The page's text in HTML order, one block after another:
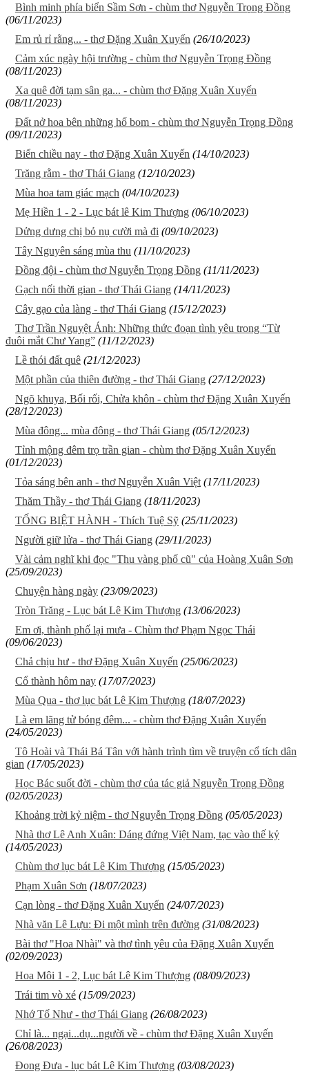
Bình minh phía biển Sầm Sơn - chùm thơ Nguyễn Trọng Đồng
(06/11/2023)
Em rủ rỉ rằng... - thơ Đặng Xuân Xuyến (26/10/2023)
Cảm xúc ngày hội trường - chùm thơ Nguyễn Trọng Đồng
(08/11/2023)
Xa quê đời tạm sân ga... - chùm thơ Đặng Xuân Xuyến
(08/11/2023)
Đất nở hoa bên những hố bom - chùm thơ Nguyễn Trọng Đồng
(09/11/2023)
Biển chiều nay - thơ Đặng Xuân Xuyến (14/10/2023)
Trăng rằm - thơ Thái Giang (12/10/2023)
Mùa hoa tam giác mạch (04/10/2023)
Mẹ Hiền 1 - 2 - Lục bát lê Kim Thượng (06/10/2023)
Dửng dưng chị bỏ nụ cười mà đi (09/10/2023)
Tây Nguyên sáng mùa thu (11/10/2023)
Đồng đội - chùm thơ Nguyễn Trọng Đồng (11/11/2023)
Gạch nối thời gian - thơ Thái Giang (14/11/2023)
Cây gạo của làng - thơ Thái Giang (15/12/2023)
Thơ Trần Nguyệt Ánh: Những thức đoạn tình yêu trong “Từ
đuôi mắt Chư Yang” (11/12/2023)
Lề thói đất quê (21/12/2023)
Một phần của thiên đường - thơ Thái Giang (27/12/2023)
Ngõ khuya, Bối rối, Chửa khôn - chùm thơ Đặng Xuân Xuyến
(28/12/2023)
Mùa đông... mùa đông - thơ Thái Giang (05/12/2023)
Tỉnh mộng đêm trọ trần gian - chùm thơ Đặng Xuân Xuyến
(01/12/2023)
Tỏa sáng bên anh - thơ Nguyễn Xuân Việt (17/11/2023)
Thăm Thầy - thơ Thái Giang (18/11/2023)
TỐNG BIỆT HÀNH - Thích Tuệ Sỹ (25/11/2023)
Người giữ lửa - thơ Thái Giang (29/11/2023)
Vài cảm nghĩ khi đọc "Thu vàng phố cũ" của Hoàng Xuân Sơn
(25/09/2023)
Chuyện hàng ngày (23/09/2023)
Tròn Trăng - Lục bát Lê Kim Thượng (13/06/2023)
Em ơi, thành phố lại mưa - Chùm thơ Phạm Ngọc Thái
(09/06/2023)
Chả chịu hư - thơ Đặng Xuân Xuyến (25/06/2023)
Cổ thành hôm nay (17/07/2023)
Mùa Qua - thơ lục bát Lê Kim Thượng (18/07/2023)
Là em lãng tử bóng đêm... - chùm thơ Đặng Xuân Xuyến
(24/05/2023)
Tô Hoài và Thái Bá Tân với hành trình tìm về truyện cổ tích dân
gian (17/05/2023)
Học Bác suốt đời - chùm thơ của tác giả Nguyễn Trọng Đồng
(02/05/2023)
Khoảng trời kỷ niệm - thơ Nguyễn Trọng Đồng (05/05/2023)
Nhà thơ Lê Anh Xuân: Dáng đứng Việt Nam, tạc vào thế kỷ
(14/05/2023)
Chùm thơ lục bát Lê Kim Thượng (15/05/2023)
Phạm Xuân Sơn (18/07/2023)
Cạn lòng - thơ Đặng Xuân Xuyến (24/07/2023)
Nhà văn Lê Lựu: Đi một mình trên đường (31/08/2023)
Bài thơ "Hoa Nhài" và thơ tình yêu của Đặng Xuân Xuyến
(02/09/2023)
Hoa Môi 1 - 2, Lục bát Lê Kim Thượng (08/09/2023)
Trái tim vò xé (15/09/2023)
Nhớ Tố Như - thơ Thái Giang (26/08/2023)
Chỉ là... ngại...dụ...người về - chùm thơ Đặng Xuân Xuyến
(26/08/2023)
Đong Đưa - lục bát Lê Kim Thượng (03/08/2023)